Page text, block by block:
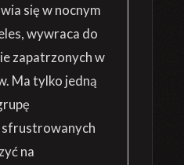
się w nocnym
wywraca do
zapatrzonych w
Ma tylko jedną
na